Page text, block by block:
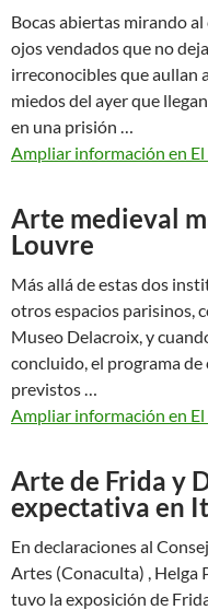
Bocas abiertas mirando
ojos vendados que no
irreconocibles que aullan
miedos del ayer que
en una prisión …
Ampliar información en
Arte medieval
Louvre
Más allá de estas dos
otros espacios parisinos,
Museo Delacroix, y
concluido, el programa
previstos …
Ampliar información en
Arte de Frida y
expectativa en
En declaraciones al
Artes (Conaculta) , Helga
tuvo la exposición de